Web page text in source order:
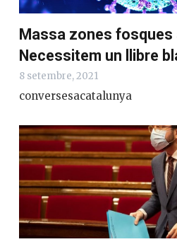
Massa zones fosques
Necessitem un llibre
8 setembre, 2021
conversesacatalunya